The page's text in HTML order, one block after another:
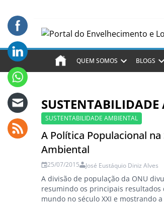
QUEM SOMOS BLOGS
SUSTENTABILIDADE AMBIENTAL
A Política Populacional
Ambiental
25/07/2015 José Eustáquio Diniz Alves
A divisão de população da ONU
resumindo os principais resultados
mundo no século XXI e mostrando